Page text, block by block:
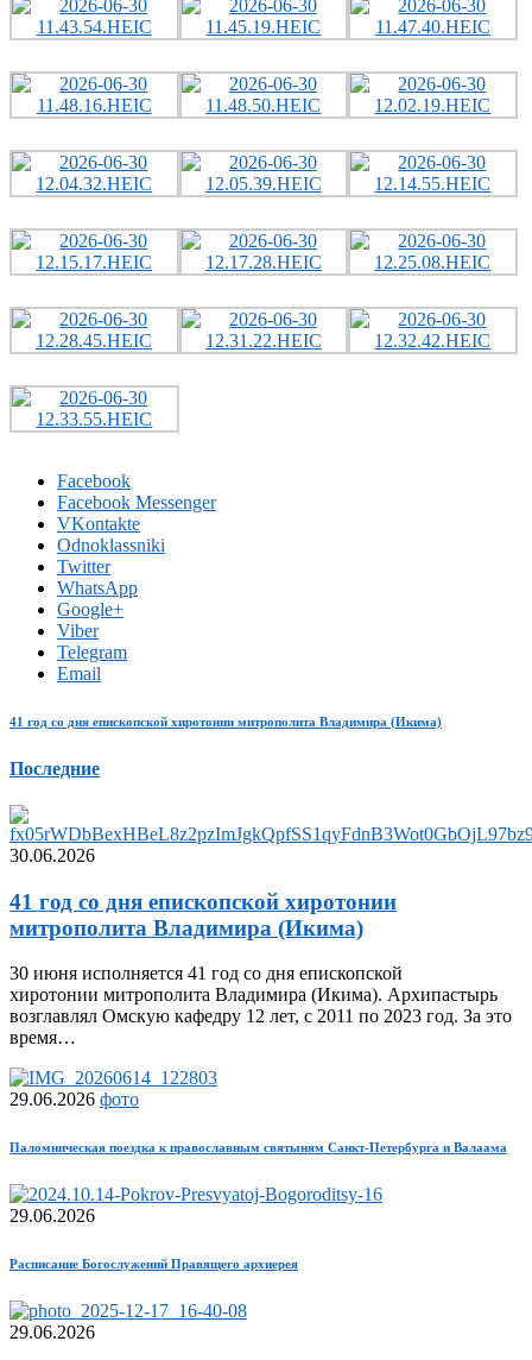
Facebook
Facebook Messenger
VKontakte
Odnoklassniki
Twitter
WhatsApp
Google+
Viber
Telegram
Email
41 год со дня епископской хиротонии митрополита Владимира (Икима)
Последние
30.06.2026
41 год со дня епископской хиротонии
митрополита Владимира (Икима)
30 июня исполняется 41 год со дня епископской
хиротонии митрополита Владимира (Икима). Архипастырь
возглавлял Омскую кафедру 12 лет, с 2011 по 2023 год. За это
время…
29.06.2026 фото
Паломническая поездка к православным святыням Санкт-Петербурга и Валаама
29.06.2026
Расписание Богослужений Правящего архиерея
29.06.2026